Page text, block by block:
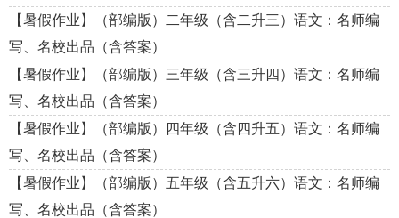
【暑假作业】（部编版）二年级（含二升三）语文：名师编
写、名校出品（含答案）
【暑假作业】（部编版）三年级（含三升四）语文：名师编
写、名校出品（含答案）
【暑假作业】（部编版）四年级（含四升五）语文：名师编
写、名校出品（含答案）
【暑假作业】（部编版）五年级（含五升六）语文：名师编
写、名校出品（含答案）